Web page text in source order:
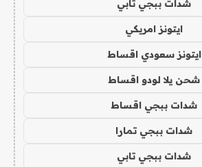
شدات ببجي تابي
ايتونز امريكي
ايتونز سعودي اقساط
شحن يلا لودو اقساط
شدات ببجي اقساط
شدات ببجي تمارا
شدات ببجي تابي